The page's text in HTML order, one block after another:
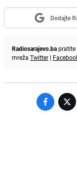
Dodajte
Radiosarajevo.bapratite
mreža Twitter |